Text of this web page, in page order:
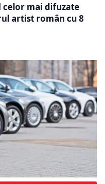
celor mai difuzate
artist român cu 8